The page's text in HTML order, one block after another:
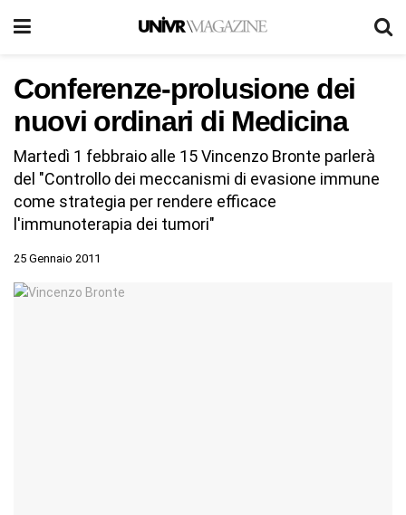
Conferenze-prolusione dei
nuovi ordinari di Medicina
Martedì 1 febbraio alle 15 Vincenzo Bronte parlerà
del "Controllo dei meccanismi di evasione immune
come strategia per rendere efficace
l'immunoterapia dei tumori"
25 Gennaio 2011